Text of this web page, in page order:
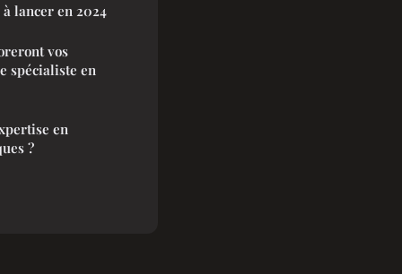
lancer en 2024
vos
spécialiste en
en
?